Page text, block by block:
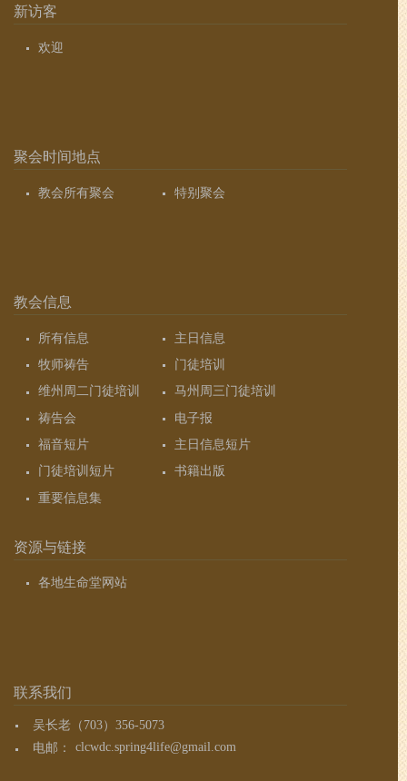
新访客
欢迎
聚会时间地点
教会所有聚会 特别聚会
教会信息
所有信息
主日信息
牧师祷告
门徒培训
维州周二门徒培训
马州周三门徒培训
祷告会
电子报
福音短片
主日信息短片
门徒培训短片
书籍出版
重要信息集
资源与链接
各地生命堂网站
联系我们
吴长老（703）356-5073
电邮：
clcwdc.spring4life@gmail.com